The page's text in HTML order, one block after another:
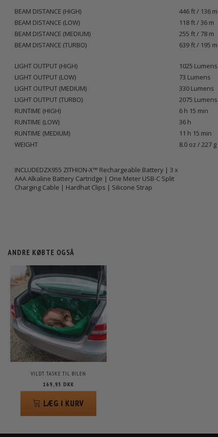
BEAM DISTANCE (HIGH)
446 ft / 136 m
BEAM DISTANCE (LOW)
118 ft / 36 m
BEAM DISTANCE (MEDIUM)
255 ft / 78 m
BEAM DISTANCE (TURBO)
639 ft / 195 m
LIGHT OUTPUT (HIGH)
1025 Lumens
LIGHT OUTPUT (LOW)
73 Lumens
LIGHT OUTPUT (MEDIUM)
330 Lumens
LIGHT OUTPUT (TURBO)
2075 Lumens
RUNTIME (HIGH)
6 h 15 min
RUNTIME (LOW)
36 h
RUNTIME (MEDIUM)
11 h 15 min
WEIGHT
8.0 oz / 227 g
INCLUDEDZX955 ZITHION-X™ Rechargeable Battery | 3 x
AAA Alkaline Battery Cartridge | One Meter USB-C Split
Charging Cable | Hardhat Clips | Silicone Strap
ANDRE KØBTE OGSÅ
VILDT TASKE TIL BILEN
169,95 DKK
LÆG I KURV